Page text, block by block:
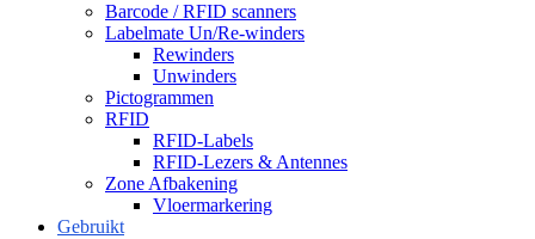
Barcode / RFID scanners
Labelmate Un/Re-winders
Rewinders
Unwinders
Pictogrammen
RFID
RFID-Labels
RFID-Lezers & Antennes
Zone Afbakening
Vloermarkering
Gebruikt